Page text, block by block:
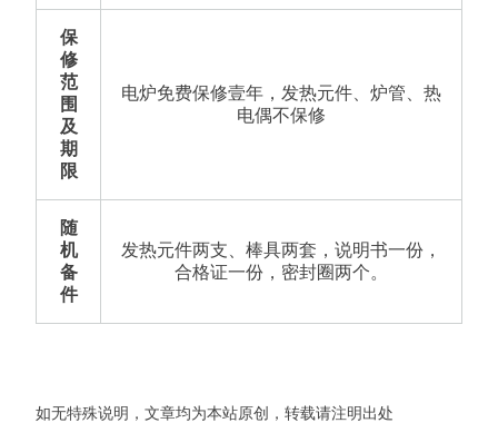
保
修
范
围
及
期
限
电炉免费保修壹年，发热元件、炉管、热
电偶不保修
随
机
备
件
发热元件两支、棒具两套，说明书一份，
合格证一份，密封圈两个。
如无特殊说明，文章均为本站原创，转载请注明出处